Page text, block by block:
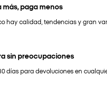
más, paga menos
hay calidad, tendencias y gran
sin preocupaciones
días para devoluciones en